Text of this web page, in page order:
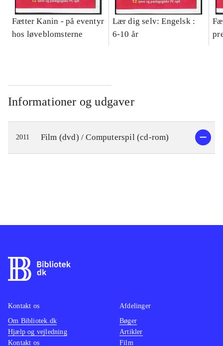
Fætter Kanin - på eventyr
hos løveblomsterne
Lær dig selv: Engelsk :
6-10 år
Informationer og udgaver
2011 Film (dvd) / Computerspil (cd-rom)
Kontakt os
Om Bibliotek.dk
Hjælp og vejledning
Kontakt os
Afdelinger
Bøger
Artikler
Film